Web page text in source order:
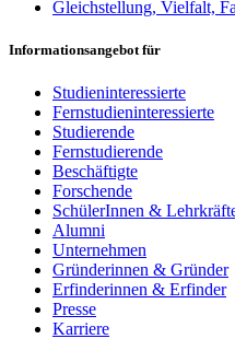
Gleichstellung, Vielfalt,
Informationsangebot für
Studieninteressierte
Fernstudieninteressierte
Studierende
Fernstudierende
Beschäftigte
Forschende
SchülerInnen &
Alumni
Unternehmen
Gründerinnen & Gründer
Erfinderinnen & Erfinder
Presse
Karriere